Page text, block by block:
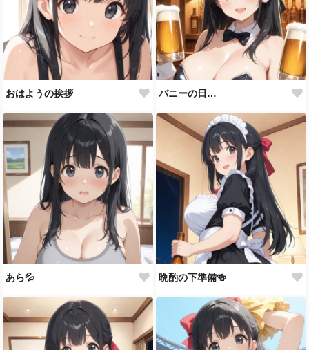
おはようの挨拶 バニーの日…
あら💦 晩酌の下準備🍻